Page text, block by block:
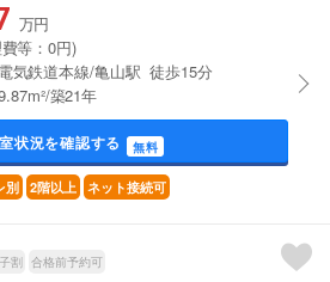
万円
等：0円)
気鉄道本線/亀山駅 徒歩15分
築21年
状況を確認する 無料
別 2階以上 ネット接続可
割 合格前予約可